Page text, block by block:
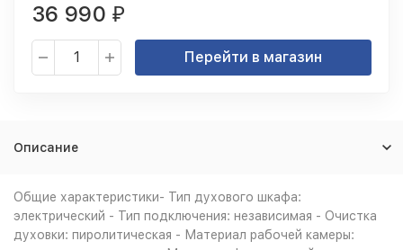
36 990 ₽
Перейти в магазин
Описание
Общие характеристики- Тип духового шкафа:
электрический - Тип подключения: независимая - Очистка
духовки: пиролитическая - Материал рабочей камеры: